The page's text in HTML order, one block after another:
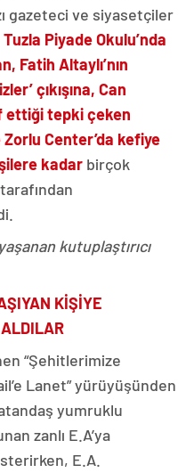
gazeteci ve siyasetçiler
Tuzla Piyade Okulu’nda
Fatih Altaylı’nın
çıkışına, Can
ettiği tepki çeken
Center’da kefiye
kadar birçok
kutuplaştırıcı
KİŞİYE
“Şehitlerimize
Lanet” yürüyüşünden
yumruklu
zanlı E.A’ya
E.A.